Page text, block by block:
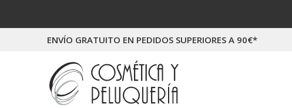
ENVÍO GRATUITO EN PEDIDOS SUPERIORES A 90€*